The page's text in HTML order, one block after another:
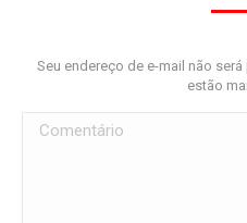
Seu endereço de e-mail não
estão
Comentário